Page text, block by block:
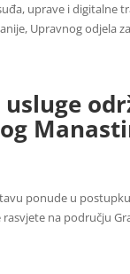
uprave i digitalne
Upravnog odjela
usluge
ponude u
na području